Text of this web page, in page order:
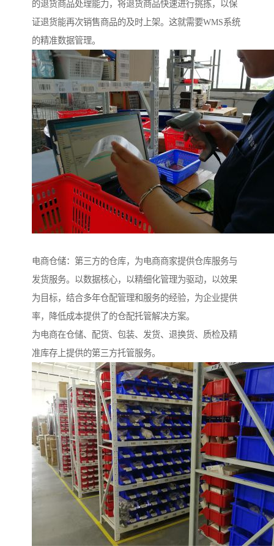
的退货商品处理能力，将退货商品快速进行挑拣，以保
证退货能再次销售商品的及时上架。这就需要WMS系统
的精准数据管理。
电商仓储：第三方的仓库，为电商商家提供仓库服务与
发货服务。以数据核心，以精细化管理为驱动，以效果
为目标，结合多年仓配管理和服务的经验，为企业提供
率，降低成本提供了的仓配托管解决方案。
为电商在仓储、配货、包装、发货、退换货、质检及精
准库存上提供的第三方托管服务。